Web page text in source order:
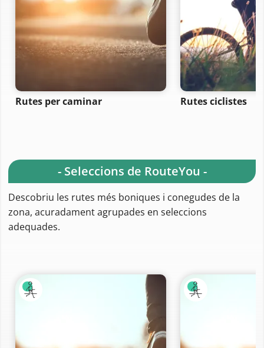
Rutes per caminar Rutes ciclistes
- Seleccions de RouteYou -
Descobriu les rutes més boniques i conegudes de la
zona, acuradament agrupades en seleccions
adequades.